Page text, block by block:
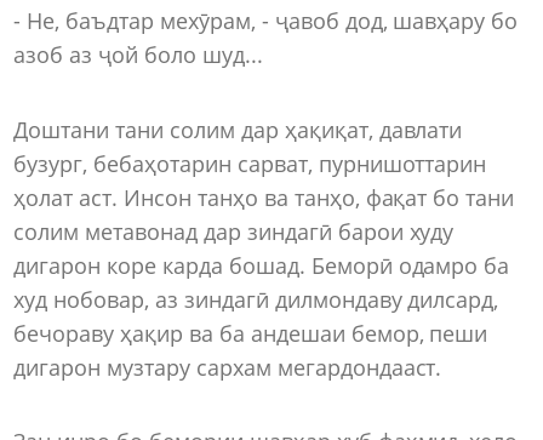
- Не, баъдтар мехӯрам, - ҷавоб дод, шавҳару бо
азоб аз ҷой боло шуд...
Доштани тани солим дар ҳақиқат, давлати
бузург, бебаҳотарин сарват, пурнишоттарин
ҳолат аст. Инсон танҳо ва танҳо, фақат бо тани
солим метавонад дар зиндагӣ барои худу
дигарон коре карда бошад. Беморӣ одамро ба
худ нобовар, аз зиндагӣ дилмондаву дилсард,
бечораву ҳақир ва ба андешаи бемор, пеши
дигарон музтару сархам мегардондааст.